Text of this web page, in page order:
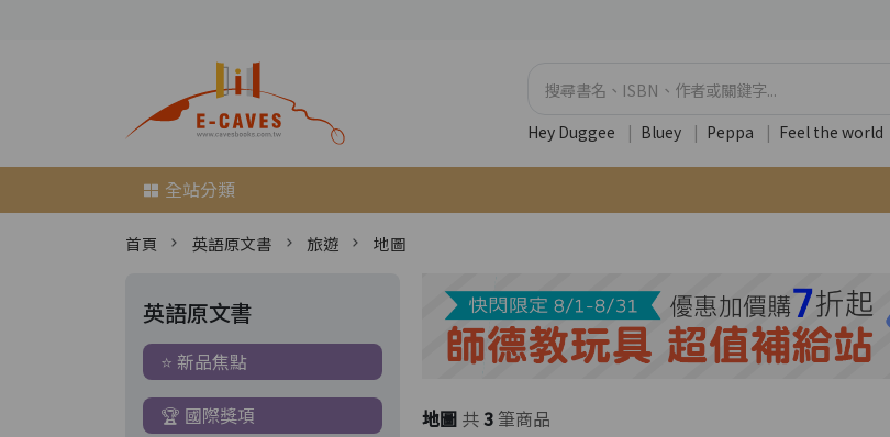
Hey Duggee | Bluey | Peppa | Feel the world
全站分類
首頁 英語原文書 旅遊 地圖
英語原文書
⭐ 新品焦點
🏆 國際獎項 地圖 共3 筆商品